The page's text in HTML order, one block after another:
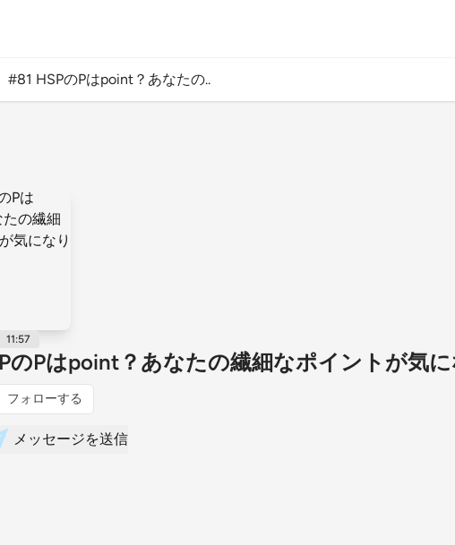
#81 HSPのPはpoint？あなたの..
11:57
のPはpoint？あなたの繊細なポイントが気に
フォローする
メッセージを送信